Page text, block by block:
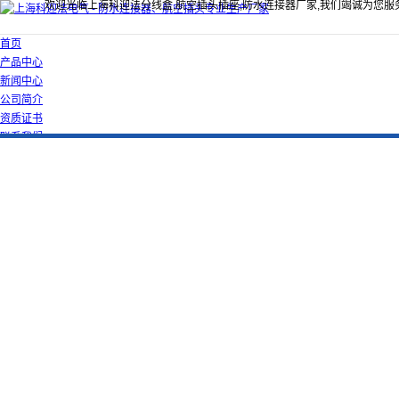
欢迎光临上海科迎法分线盒,航空插头插座,防水连接器厂家,我们竭诚为您服
首页
产品中心
新闻中心
公司简介
资质证书
联系我们